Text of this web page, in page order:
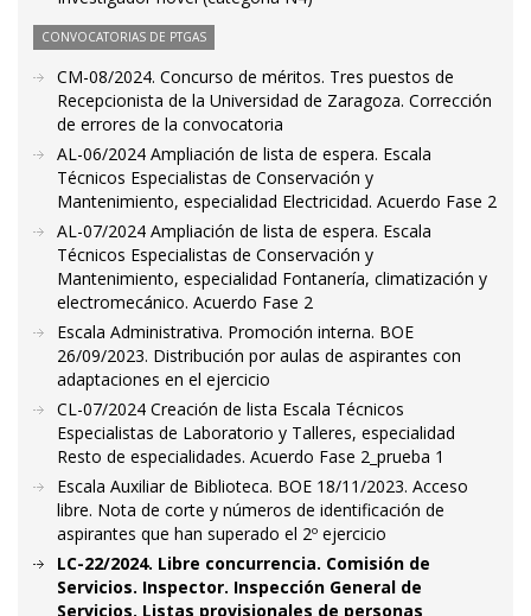
CONVOCATORIAS DE PTGAS
CM-08/2024. Concurso de méritos. Tres puestos de
Recepcionista de la Universidad de Zaragoza. Corrección
de errores de la convocatoria
AL-06/2024 Ampliación de lista de espera. Escala
Técnicos Especialistas de Conservación y
Mantenimiento, especialidad Electricidad. Acuerdo Fase 2
AL-07/2024 Ampliación de lista de espera. Escala
Técnicos Especialistas de Conservación y
Mantenimiento, especialidad Fontanería, climatización y
electromecánico. Acuerdo Fase 2
Escala Administrativa. Promoción interna. BOE
26/09/2023. Distribución por aulas de aspirantes con
adaptaciones en el ejercicio
CL-07/2024 Creación de lista Escala Técnicos
Especialistas de Laboratorio y Talleres, especialidad
Resto de especialidades. Acuerdo Fase 2_prueba 1
Escala Auxiliar de Biblioteca. BOE 18/11/2023. Acceso
libre. Nota de corte y números de identificación de
aspirantes que han superado el 2º ejercicio
LC-22/2024. Libre concurrencia. Comisión de
Servicios. Inspector. Inspección General de
Servicios. Listas provisionales de personas